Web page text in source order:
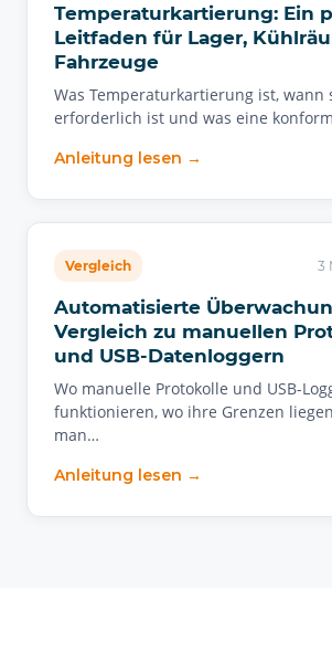
Temperaturkartierung: Ein
Leitfaden für Lager,
Fahrzeuge
Was Temperaturkartierung ist, wann
erforderlich ist und was eine
Anleitung lesen →
Vergleich 3
Automatisierte
Vergleich zu manuellen
und USB-Datenloggern
Wo manuelle Protokolle und USB-
funktionieren, wo ihre Grenzen
man…
Anleitung lesen →